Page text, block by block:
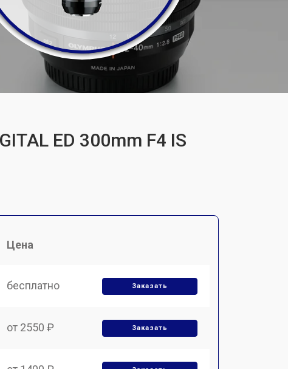
ED 300mm F4 IS
Цена
бесплатно Заказать
от 2550 ₽ Заказать